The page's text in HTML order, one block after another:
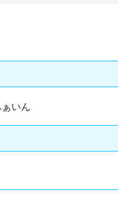
いん